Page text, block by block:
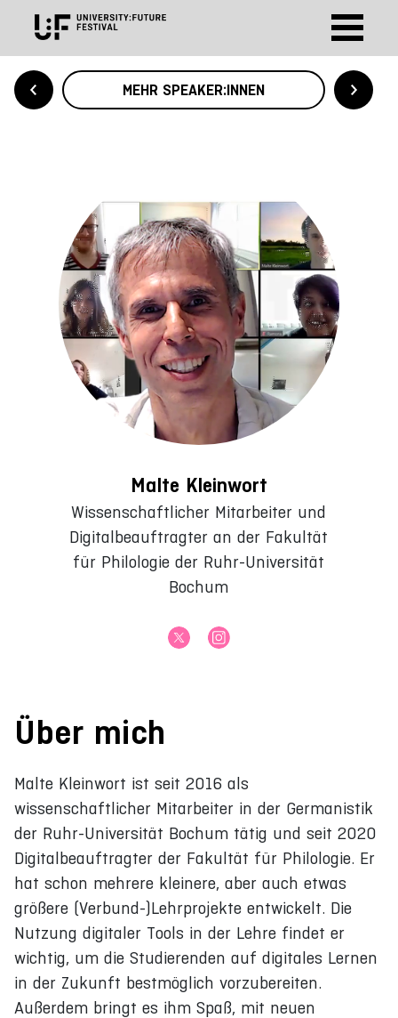
MEHR SPEAKER:INNEN
Malte Kleinwort
Wissenschaftlicher Mitarbeiter und
Digitalbeauftragter an der Fakultät
für Philologie der Ruhr-Universität
Bochum
Über mich
Malte Kleinwort ist seit 2016 als
wissenschaftlicher Mitarbeiter in der Germanistik
der Ruhr-Universität Bochum tätig und seit 2020
Digitalbeauftragter der Fakultät für Philologie. Er
hat schon mehrere kleinere, aber auch etwas
größere (Verbund-)Lehrprojekte entwickelt. Die
Nutzung digitaler Tools in der Lehre findet er
wichtig, um die Studierenden auf digitales Lernen
in der Zukunft bestmöglich vorzubereiten.
Außerdem bringt es ihm Spaß, mit neuen